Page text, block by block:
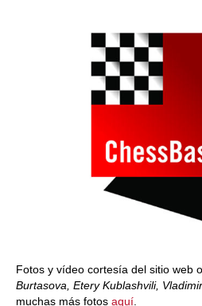
Fotos y vídeo cortesía del sitio web
Burtasova, Etery Kublashvili,
muchas más fotos aquí